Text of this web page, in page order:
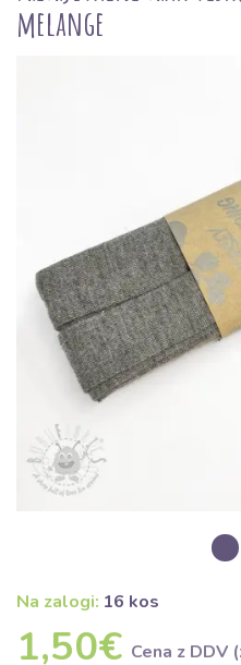
melange
Na zalogi: 16 kos
1,50€ Cena z DDV